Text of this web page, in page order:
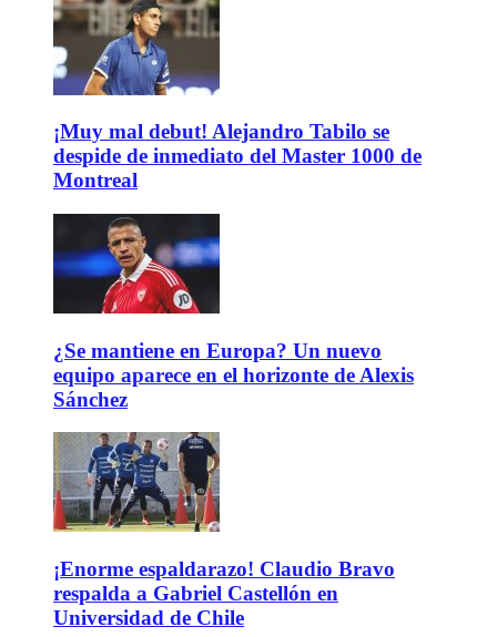
¡Muy mal debut! Alejandro Tabilo se
despide de inmediato del Master 1000 de
Montreal
¿Se mantiene en Europa? Un nuevo
equipo aparece en el horizonte de Alexis
Sánchez
¡Enorme espaldarazo! Claudio Bravo
respalda a Gabriel Castellón en
Universidad de Chile